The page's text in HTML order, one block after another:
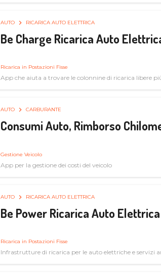
AUTO RICARICA AUTO ELETTRICA
Be Charge Ricarica Auto
Ricarica in Postazioni Fisse
App che aiuta a trovare le colonnine di ricarica libere
AUTO CARBURANTE
Consumi Auto, Rimborso
Gestione Veicolo
App per la gestione dei costi del veicolo
AUTO RICARICA AUTO ELETTRICA
Be Power Ricarica Auto Elettrica
Ricarica in Postazioni Fisse
Infrastrutture di ricarica per le auto elettriche e servizi